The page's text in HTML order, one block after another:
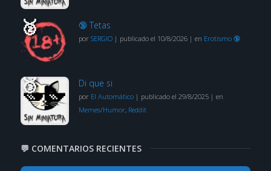
🔞 Tetas
por SERGIO| publicado el 10/8/2026| en Erotismo 🔞
Di que si
por El Automático| publicado el 29/8/2025| en
Memes/Humor, Reddit
💬 COMENTARIOS RECIENTES